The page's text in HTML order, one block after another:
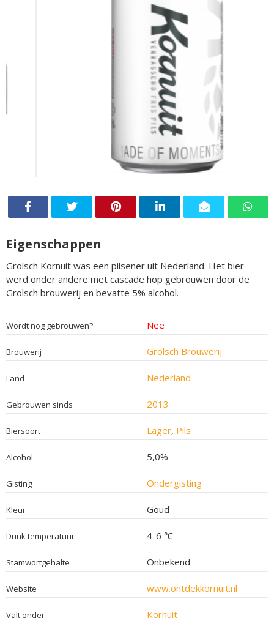
Eigenschappen
Grolsch Kornuit was een pilsener uit Nederland. Het bier
werd onder andere met cascade hop gebrouwen door de
Grolsch brouwerij en bevatte 5% alcohol.
Wordt nog gebrouwen? Nee
Brouwerij Grolsch Brouwerij
Land Nederland
Gebrouwen sinds 2013
Biersoort Lager, Pils
Alcohol 5,0%
Gisting Ondergisting
Kleur Goud
Drink temperatuur 4-6 ℃
Stamwortgehalte Onbekend
Website www.ontdekkornuit.nl
Valt onder Kornuit